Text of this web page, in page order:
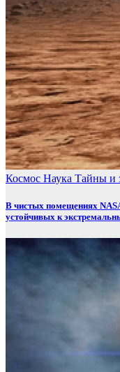
Космос Наука Тайны и
В чистых помещениях
устойчивых к